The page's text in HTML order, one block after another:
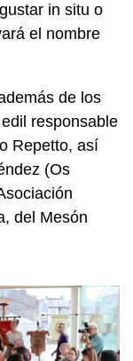
in situ o
el nombre
de los
responsable
Repetto, así
(Os
del Mesón